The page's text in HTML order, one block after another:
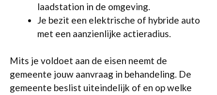
laadstation in de omgeving.
Je bezit een elektrische of hybride auto
met een aanzienlijke actieradius.
Mits je voldoet aan de eisen neemt de
gemeente jouw aanvraag in behandeling. De
gemeente beslist uiteindelijk of en op welke